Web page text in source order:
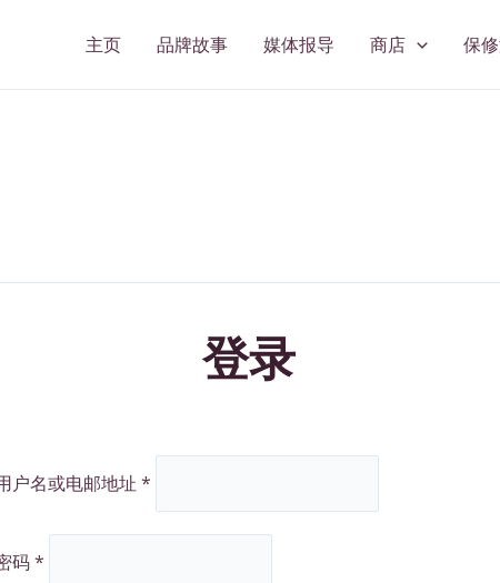
主页 品牌故事 媒体报导 商店 保
登录
户名或电邮地址 *
码*